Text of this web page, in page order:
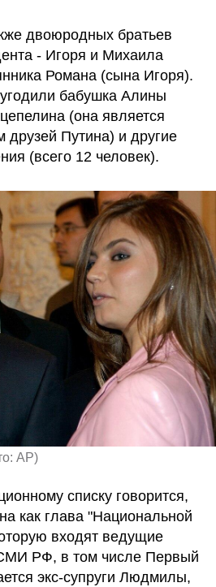
двоюродных братьев
- Игоря и Михаила
Романа (сына Игоря).
бабушка Алины
(она является
Путина) и другие
(всего 12 человек).
AP)
списку говорится,
как глава "Национальной
входят ведущие
РФ, в том числе Первый
экс-супруги Людмилы,